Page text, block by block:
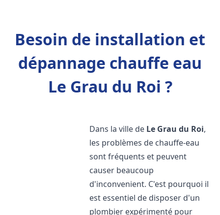
Besoin de installation et
dépannage chauffe eau
Le Grau du Roi ?
Dans la ville de Le Grau du Roi,
les problèmes de chauffe-eau
sont fréquents et peuvent
causer beaucoup
d'inconvenient. C'est pourquoi il
est essentiel de disposer d'un
plombier expérimenté pour